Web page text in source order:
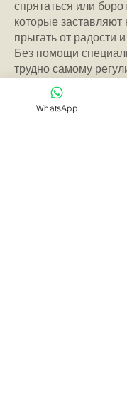
спрятаться или
которые заставляют
прыгать от радости
Без помощи
трудно самому
эмоции, потому
другим остается
Доверие себе это
WhatsApp